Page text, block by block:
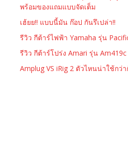
พร้อมของแถมแบบจัดเต็ม
เฮ้ยย!! แบบนี้มัน ก๊อป กันรึเปล่า!!
รีวิว กีต้าร์ไฟฟ้า Yamaha รุ่น
รีวิว กีต้าร์โปร่ง Amari รุ่น Am419c
Amplug VS iRig 2 ตัวไหนน่าใช้กว่